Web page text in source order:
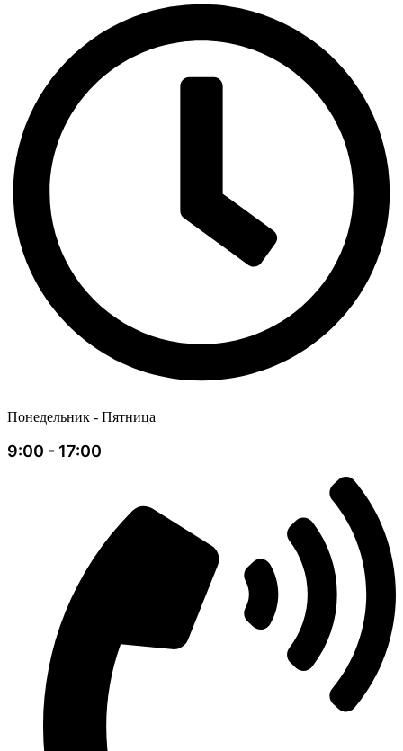
Понедельник - Пятница
9:00 - 17:00